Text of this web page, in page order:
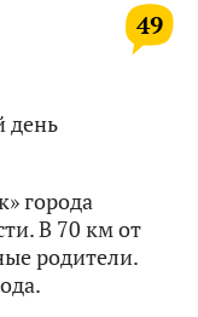
49
день
города
В 70 км от
родители.